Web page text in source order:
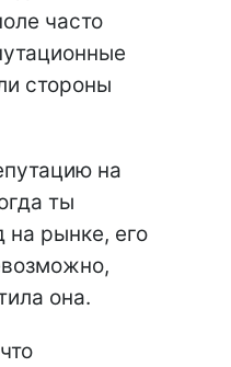
часто
стороны
на
ты
рынке, его
она.